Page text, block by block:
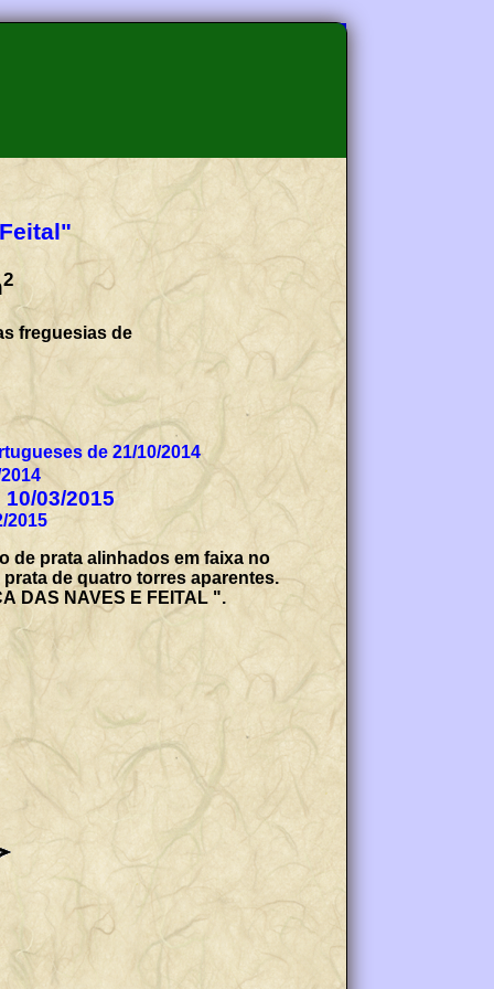
2
freguesias de
de 21/10/2014
03/2015
2015
de prata alinhados em faixa no
de quatro torres aparentes.
DAS NAVES E FEITAL ".